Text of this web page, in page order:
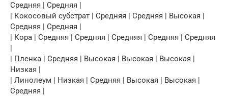
Средняя | Средняя |
| Кокосовый субстрат | Средняя | Средняя | Высокая |
Средняя | Средняя |
| Кора | Средняя | Средняя | Средняя | Средняя | Средняя
|
| Пленка | Средняя | Высокая | Высокая | Высокая |
Низкая |
| Линолеум | Низкая | Средняя | Высокая | Высокая |
Средняя |